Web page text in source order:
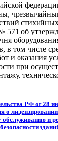
571 об
в том числе
и оказания
при
РФ от 28
о лицензировании
обслуживанию и